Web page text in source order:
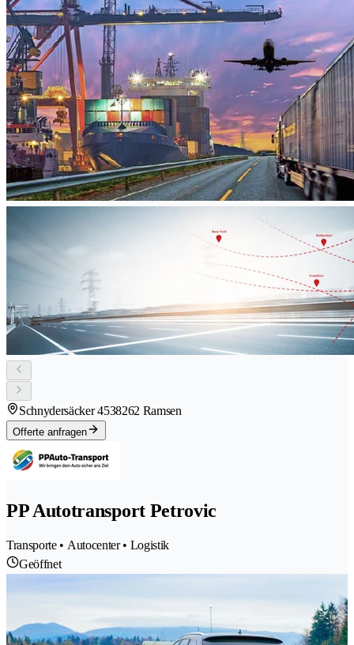
Schnydersäcker 4538262 Ramsen
Offerte anfragen
PP Autotransport Petrovic
Transporte • Autocenter • Logistik
Geöffnet